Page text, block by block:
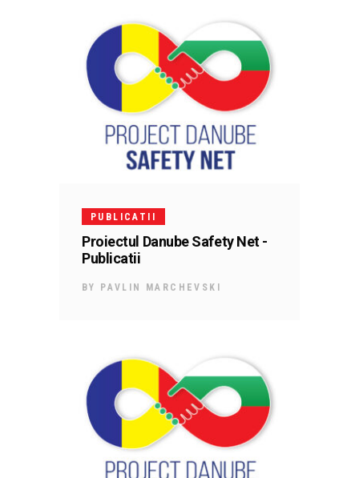
PUBLICATII
Proiectul Danube Safety Net -
Publicatii
BY PAVLIN MARCHEVSKI